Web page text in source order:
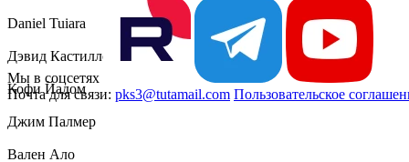
Daniel Tuiara
Дэвид Кастилло
Кофи Йадом
Джим Палмер
Вален Ало
Мы в соцсетях
Почта для связи: pks3@tutamail.com Пользовательское